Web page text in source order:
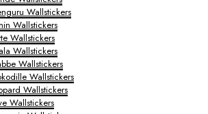
Wallstickers
Wallstickers
Wallstickers
Wallstickers
Wallstickers
Wallstickers
Wallstickers
Wallstickers